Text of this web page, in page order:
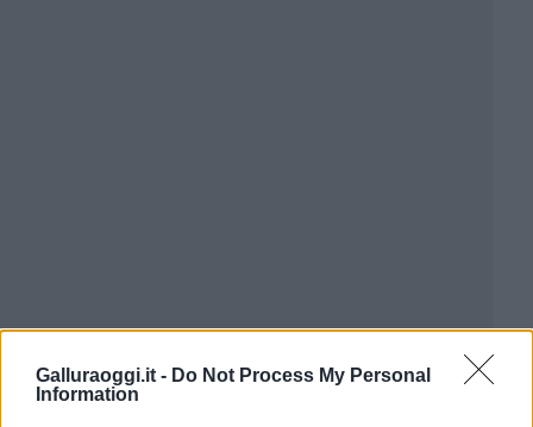
Galluraoggi.it - Do Not Process My Personal
Information